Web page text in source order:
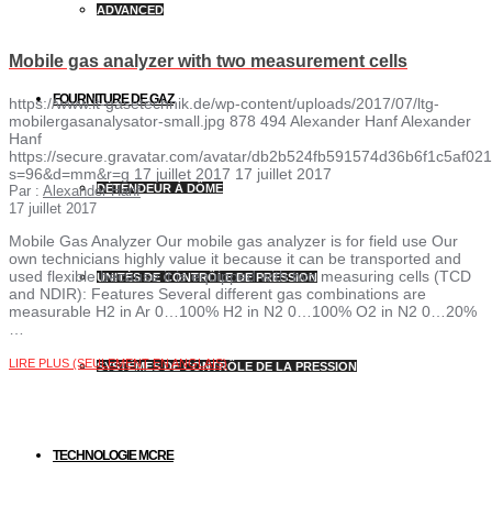
ADVANCED
FOURNITURE DE GAZ
DÉTENDEUR À DÔME
UNITÉS DE CONTRÔLE DE PRESSION
SYSTÈMES DE CONTRÔLE DE LA PRESSION
TECHNOLOGIE MCRE
Mobile gas analyzer with two measurement cells
https://www.lt-gasetechnik.de/wp-content/uploads/2017/07/ltg-
mobilergasanalysator-small.jpg 878 494Alexander HanfAlexander
Hanf
https://secure.gravatar.com/avatar/
s=96&d=mm&r=g 17 juillet 2017 17 juillet 2017
Par : Alexander Hanf
17 juillet 2017
Mobile Gas Analyzer Our mobile gas analyzer is for field use Our
own technicians highly value it because it can be transported and
used flexible because it is equipped with two measuring cells (TCD
and NDIR): Features Several different gas combinations are
measurable H2 in Ar 0…100% H2 in N2 0…100% O2 in N2 0…20%
…
LIRE PLUS (SEULEMENT EN ANGLAIS)